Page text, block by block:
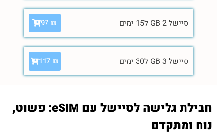
סיישל 2 GB ל15 ימים 97 ₪
סיישל 3 GB ל30 ימים 117 ₪
חבילת גלישה לסיישל עם eSIM: פשוט,
נוח ומתקדם